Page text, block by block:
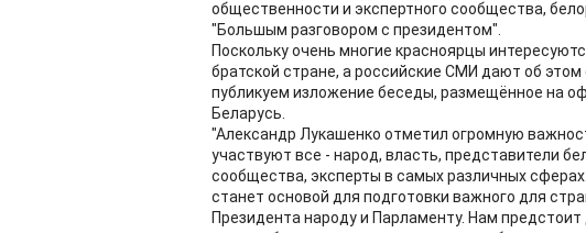
общественности и экспертного сообщества,
"Большым разговором с президентом".
Поскольку очень многие красноярцы
братской стране, а российские СМИ дают об
публикуем изложение беседы, размещённое на
Беларусь.
"Александр Лукашенко отметил огромную
участвуют все - народ, власть, представители
сообщества, эксперты в самых различных
станет основой для подготовки важного для
Президента народу и Парламенту. Нам